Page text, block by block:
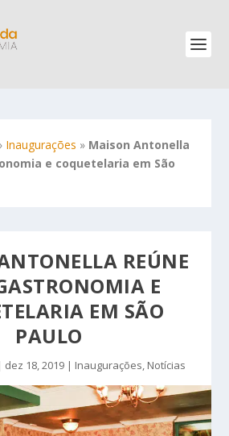
Inaugurações » Maison Antonella
e coquetelaria em São
REÚNE
E
EM SÃO
PAULO
dez 18, 2019 | Inaugurações, Notícias